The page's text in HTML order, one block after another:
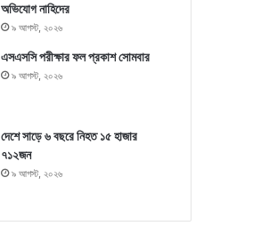
অভিযোগ নাহিদের
৯ আগস্ট, ২০২৬
এসএসসি পরীক্ষার ফল প্রকাশ সোমবার
৯ আগস্ট, ২০২৬
দেশে সাড়ে ৬ বছরে নিহত ১৫ হাজার
৭১২জন
৯ আগস্ট, ২০২৬